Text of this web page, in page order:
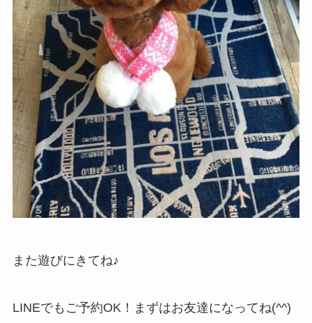
また遊びにきてね♪
LINEでもご予約OK！まずはお友達になってね(^^)